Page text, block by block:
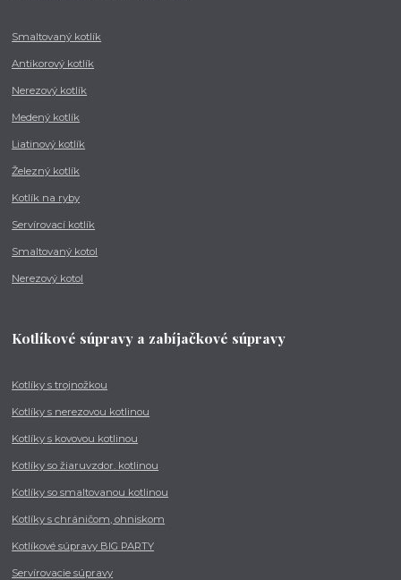
Smaltovaný kotlík
Antikorový kotlík
Nerezový kotlík
Medený kotlík
Liatinový kotlík
Železný kotlík
Kotlík na ryby
Servírovací kotlík
Smaltovaný kotol
Nerezový kotol
Kotlíkové súpravy a zabíjačkové súpravy
Kotlíky s trojnožkou
Kotlíky s nerezovou kotlinou
Kotlíky s kovovou kotlinou
Kotlíky so žiaruvzdor. kotlinou
Kotlíky so smaltovanou kotlinou
Kotlíky s chráničom, ohniskom
Kotlíkové súpravy BIG PARTY
Servírovacie súpravy